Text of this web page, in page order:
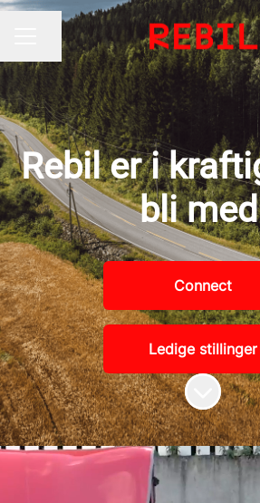
KARRIEREMENY
Del siden
Rebil er i
bli
Connect
Ledige stillinger
Bla til